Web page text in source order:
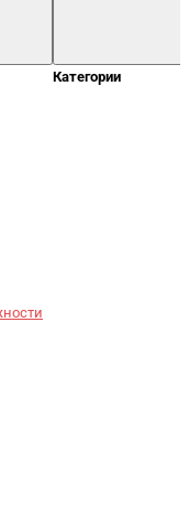
Категории